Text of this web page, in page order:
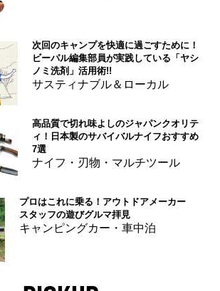
次回のキャンプを快適に過ごすために！
ビーパル編集部員が実践している「ヤシ
ノミ洗剤」活用術!!
サスティナブル＆ローカル
高品質で切れ味よしのジャパンクオリテ
ィ！日本製のサバイバルナイフおすすめ
7選
ナイフ・刃物・マルチツール
プロはこれに乗る！アウトドアメーカー
スタッフの遊びグルマ拝見
キャンピングカー・車中泊